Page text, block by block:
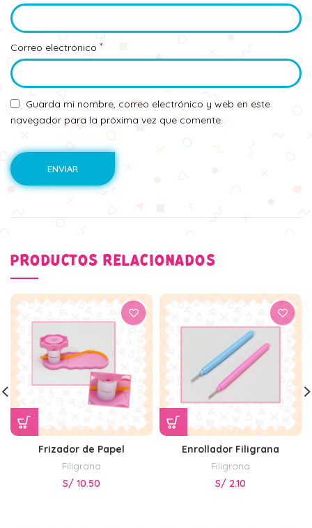
Correo electrónico *
Guarda mi nombre, correo electrónico y web en este
navegador para la próxima vez que comente.
PRODUCTOS RELACIONADOS
Frizador de Papel
Filigrana
S/ 10.50
Enrollador Filigrana
Filigrana
S/ 2.10